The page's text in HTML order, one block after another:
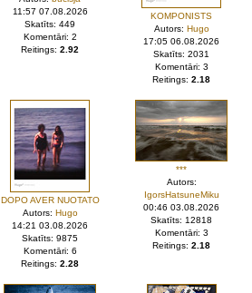
11:57 07.08.2026
Skatīts: 449
Komentāri: 2
Reitings: 2.92
KOMPONISTS
Autors: Hugo
17:05 06.08.2026
Skatīts: 2031
Komentāri: 3
Reitings: 2.18
DOPO AVER NUOTATO
Autors: Hugo
14:21 03.08.2026
Skatīts: 9875
Komentāri: 6
Reitings: 2.28
***
Autors:
IgorsHatsuneMiku
00:46 03.08.2026
Skatīts: 12818
Komentāri: 3
Reitings: 2.18